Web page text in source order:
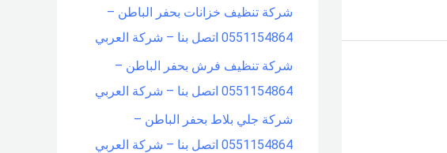
شركة تنظيف خزانات بحفر الباطن –
0551154864 اتصل بنا – شركة العربي
شركة تنظيف فرش بحفر الباطن –
0551154864 اتصل بنا – شركة العربي
شركة جلي بلاط بحفر الباطن –
0551154864 اتصل بنا – شركة العربي